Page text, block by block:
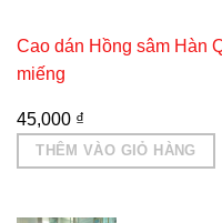
Cao dán Hồng sâm Hàn
miếng
45,000 ₫
THÊM VÀO GIỎ HÀNG